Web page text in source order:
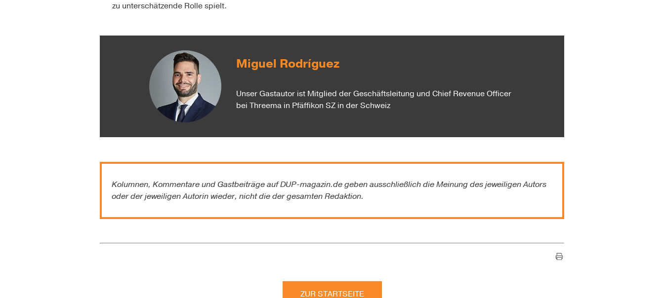
zu unterschätzende Rolle spielt.
Miguel Rodríguez
Unser Gastautor ist Mitglied der Geschäftsleitung und Chief Revenue Officer
bei Threema in Pfäffikon SZ in der Schweiz
Kolumnen, Kommentare und Gastbeiträge aufDUP-magazin.degeben ausschließlich die Meinung des jeweiligen Autors
oder der jeweiligen Autorin wieder, nicht die der gesamten Redaktion.
ZUR STARTSEITE